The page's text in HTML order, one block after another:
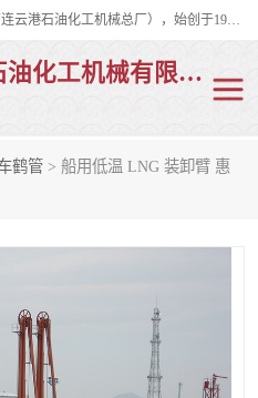
连云港华德石油化工机械有限公司（原连云港石油化工机械总厂），始创于1982年，是从事码头船用流体装卸臂、陆用流体装卸臂（鹤管）、活动梯、钢构平台、定量装车系统等全系列流体装卸设备的设计、制造、销售以及服务的专业供应商。
连云港华德石油化工机械有限公司
鹤管 > 船用低温 LNG 装卸臂 惠
液氯鹤管
卸车鹤管